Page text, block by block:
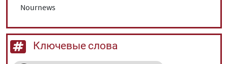
Nournews
Ключевые слова